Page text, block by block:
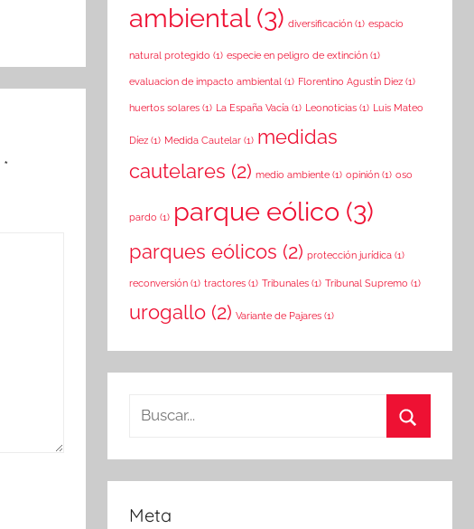
*
ambiental(3) diversificación (1) espacio
natural protegido (1) especie en peligro de extinción (1)
evaluacion de impacto ambiental (1) Florentino Agustín Diez (1)
huertos solares (1) La España Vacía (1) Leonoticias (1) Luis Mateo
Díez (1) Medida Cautelar (1) medidas
cautelares (2) medio ambiente (1) opinión (1) oso
pardo (1) parque eólico (3)
parques eólicos (2) protección jurídica (1)
reconversión (1) tractores (1) Tribunales (1) Tribunal Supremo (1)
urogallo (2) Variante de Pajares (1)
Buscar:
Meta